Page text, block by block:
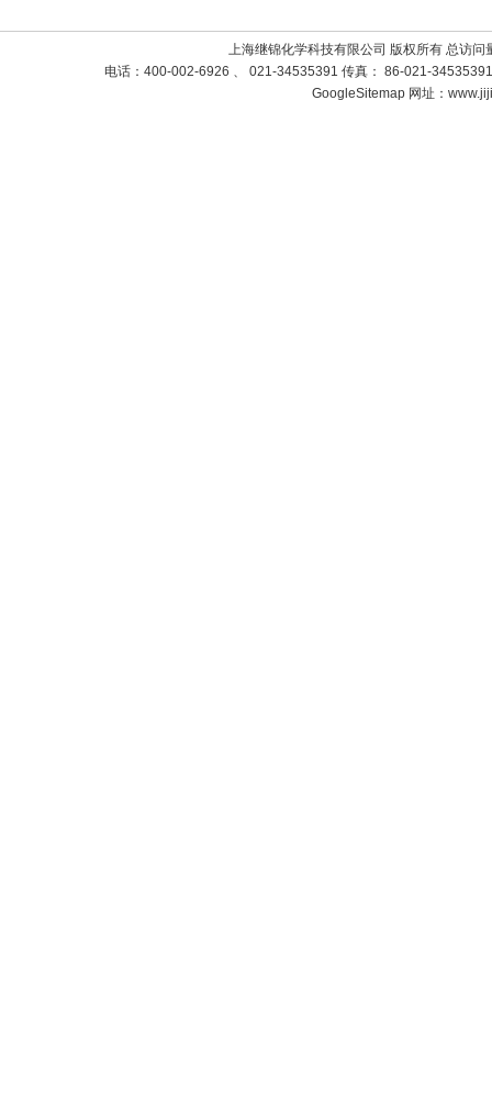
上海继锦化学科技有限公司 版权所有 总访问
电话：400-002-6926 、 021-34535391 传真： 86-021-
GoogleSitemap 网址：